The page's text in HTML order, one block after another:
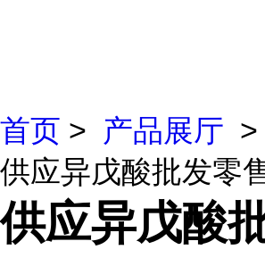
首页 > 产品展厅 >
供应异戊酸批发零
供应异戊酸